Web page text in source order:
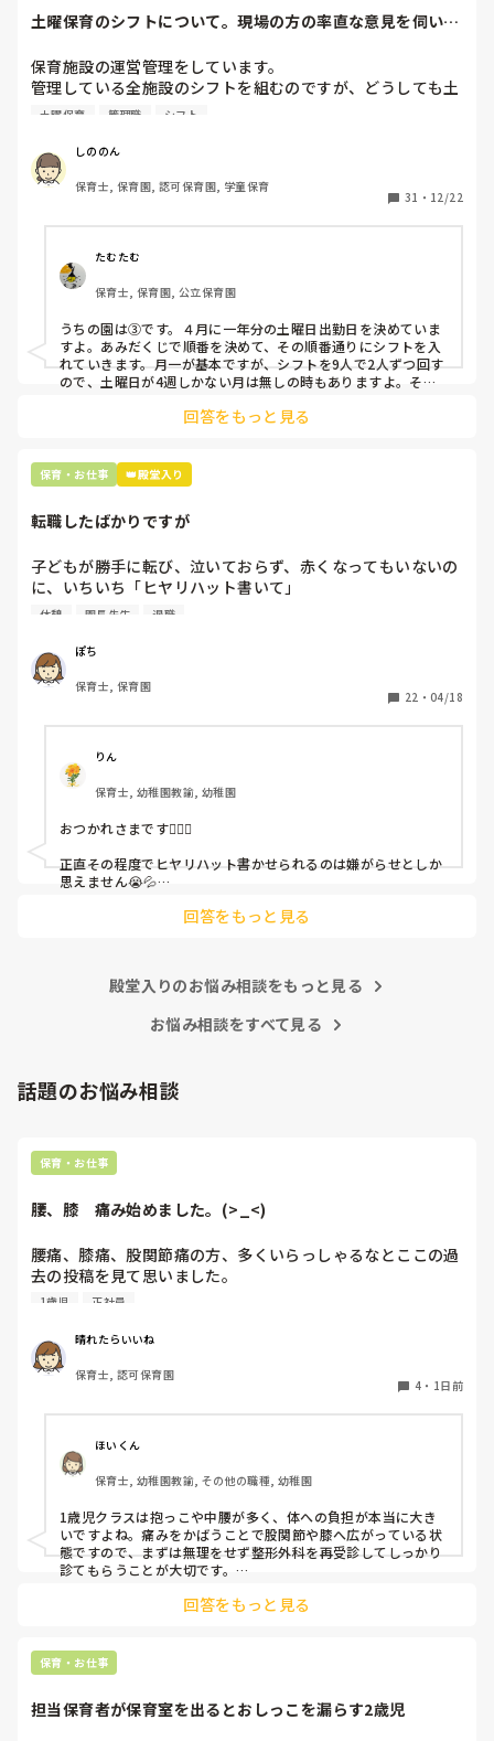
長くなってしまいましたが、
また、こういった子がいる場合、
どう対応していますか？
土曜保育のシフトについて。現場の方の率直な意見を伺いた
保育施設の運営管理をしています。
管理している全施設のシフトを組むのですが、どうしても土
曜保育だけは入れる方が少なく、いつも苦労しています。
て入職しているはずですが、いざ勤務が始まると一日も土曜
出勤が出来ない方ばかりです。
①土曜日の希望休は2日まで、と制限をかける
②毎月、必ず土曜保育に入ることのできる日を1日だけピッ
クアップしてもらう
③仮シフトが出た時、土曜出勤が難しければ自身で代わりの
人を交渉して見つけてもらう
上記のいずれかの対策を取り入れることを考えています。
土曜保育 管理職 シフト
しののん
保育士, 保育園, 認可保育園, 学童保育
31 ・ 12/22
たむたむ
保育士, 保育園, 公立保育園
うちの園は③です。４月に一年分の土曜日出勤日を決めていま
すよ。あみだくじで順番を決めて、その順番通りにシフトを入
れていきます。月一が基本ですが、シフトを9人で2人ずつ回す
ので、土曜日が4週しかない月は無しの時もありますよ。その
て貰い、主任に報告してます。
回答をもっと見る
保育・お仕事 👑殿堂入り
転職したばかりですが
子どもが勝手に転び、泣いておらず、赤くなってもいないの
に、いちいち「ヒヤリハット書いて」
と書かされ
（そう言う本人は書かない）
しかも、上司に↑この内容でも
ちゃんと考えて対策を練って書き込むようにと。
呼ばれて一緒に対策を考えさせられること多数
これだけで30〜40分拘束されて辛いです
皆さんの園はどうですか?
休憩 園長先生 退職
ぽち
保育士, 保育園
22 ・ 04/18
りん
保育士, 幼稚園教諭, 幼稚園
おつかれさまです🙇🏻‍♀️
正直その程度でヒヤリハット書かせられるのは嫌がらせとしか
思えません😭💦
回答をもっと見る
殿堂入りのお悩み相談をもっと見る
お悩み相談をすべて見る
話題のお悩み相談
保育・お仕事
腰、膝　痛み始めました。(>_<)
腰痛、膝痛、股関節痛の方、多くいらっしゃるなとここの過
去の投稿を見て思いました。
という私も、２週間前、初めて腰痛になりました。
右腰が痛くて、起き上がれない。
ようやく立てたら、しゃがめない。
驚きました。
通院して、コルセット、湿布、痛み止め、電気などで１週間
乗り切ったら
週末には、左が痛みだし、これも痛み止めや湿布で抑えて仕
事をしていたら、
床から支えなしに立ち上がりにくくなり、痛みが走ります。
自転車通勤ですが、それも、膝や太ももに痛みが来始めまし
た。
今は８月。
1歳児 正社員
晴れたらいいね
保育士, 認可保育園
4 ・ 1日前
ほいくん
保育士, 幼稚園教諭, その他の職種, 幼稚園
1歳児クラスは抱っこや中腰が多く、体への負担が本当に大き
いですよね。痛みをかばうことで股関節や膝へ広がっている状
態ですので、まずは無理をせず整形外科を再受診してしっかり
診てもらうことが大切です。
用したり、抱っこや重い作業は周囲の先生に相談して頼むよう
回答をもっと見る
保育・お仕事
担当保育者が保育室を出るとおしっこを漏らす2歳児